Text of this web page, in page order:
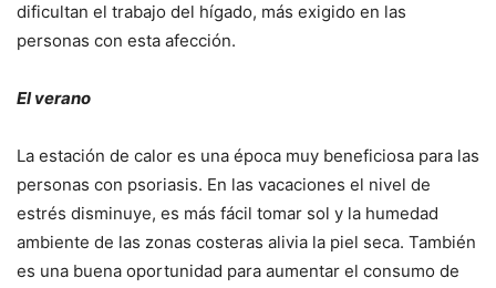
dificultan el trabajo del hígado, más exigido en las
personas con esta afección.
El verano
La estación de calor es una época muy beneficiosa para las
personas con psoriasis. En las vacaciones el nivel de
estrés disminuye, es más fácil tomar sol y la humedad
ambiente de las zonas costeras alivia la piel seca. También
es una buena oportunidad para aumentar el consumo de